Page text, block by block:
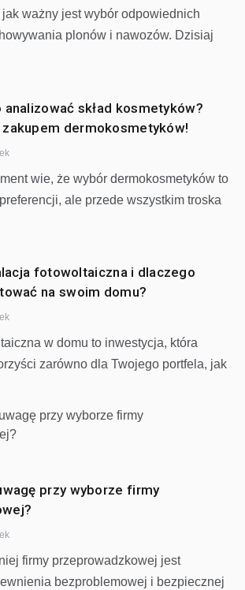
ważny jest wybór odpowiednich
plonów i nawozów. Dzisiaj
skład kosmetyków?
dermokosmetyków!
wie, że wybór dermokosmetyków to
ale przede wszystkim troska
fotowoltaiczna i dlaczego
na swoim domu?
w domu to inwestycja, która
zarówno dla Twojego portfela, jak
przy wyborze firmy
firmy przeprowadzkowej jest
bezproblemowej i bezpiecznej